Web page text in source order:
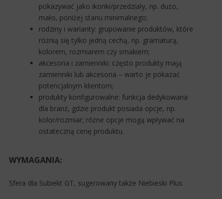
pokazywać jako ikonki/przedziały, np. dużo,
mało, poniżej stanu minimalnego;
rodziny i warianty: grupowanie produktów, które
różnią się tylko jedną cechą, np. gramaturą,
kolorem, rozmiarem czy smakiem;
akcesoria i zamienniki: często produkty mają
zamienniki lub akcesoria – warto je pokazać
potencjalnym klientom;
produkty konfigurowalne: funkcja dedykowana
dla branż, gdzie produkt posiada opcje, np.
kolor/rozmiar; różne opcje mogą wpływać na
ostateczną cenę produktu.
WYMAGANIA:
Sfera dla Subiekt GT, sugerowany także Niebieski Plus